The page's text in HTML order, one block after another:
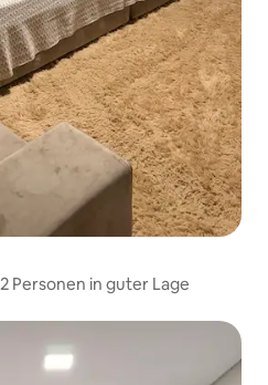
Personen in guter Lage